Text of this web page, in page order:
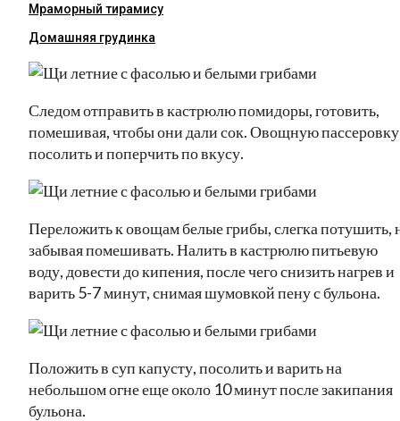
Мраморный тирамису
Домашняя грудинка
Следом отправить в кастрюлю помидоры, готовить,
помешивая, чтобы они дали сок. Овощную пассеровку
посолить и поперчить по вкусу.
Переложить к овощам белые грибы, слегка потушить,
забывая помешивать. Налить в кастрюлю питьевую
воду, довести до кипения, после чего снизить нагрев и
варить 5-7 минут, снимая шумовкой пену с бульона.
Положить в суп капусту, посолить и варить на
небольшом огне еще около 10 минут после закипания
бульона.